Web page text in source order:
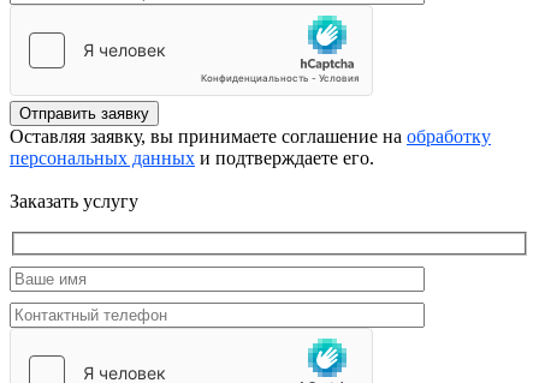
Отправить заявку
Оставляя заявку, вы принимаете соглашение на обработку
персональных данных и подтверждаете его.
Заказать услугу